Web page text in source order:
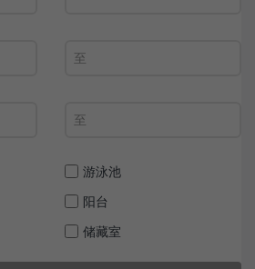
游泳池
阳台
储藏室